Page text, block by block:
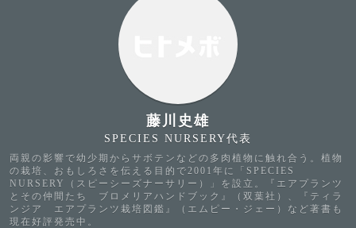
藤川史雄
SPECIES NURSERY代表
両親の影響で幼少期からサボテンなどの多肉植物に触れ合う。植物
の栽培、おもしろさを伝える目的で2001年に「SPECIES
NURSERY（スピーシーズナーサリー）」を設立。『エアプランツ
とその仲間たち ブロメリアハンドブック』（双葉社）、『ティラ
ンジア エアプランツ栽培図鑑』（エムピー・ジェー）など著書も
現在好評発売中。